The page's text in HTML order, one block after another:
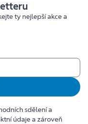
ty nejlepší akce a
sdělení a
údaje a zároveň